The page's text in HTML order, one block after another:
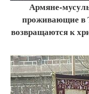
Армяне-
проживающие в
возвращаются к